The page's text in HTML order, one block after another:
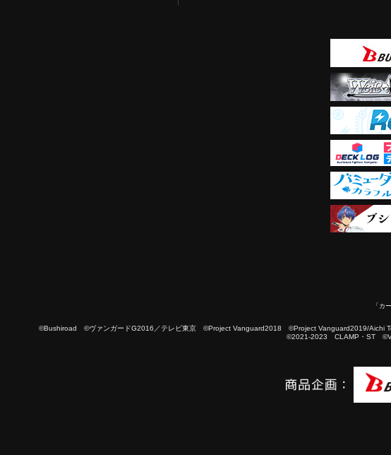
「カ
©Bushiroad ©ヴァンガードG2016／テレビ東京 ©Project Vanguard2018 ©Project Vanguard2019/Aichi
©2021-2023 CLAMP・ST